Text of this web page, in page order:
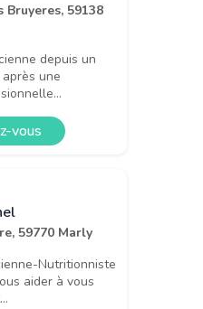
Bruyeres, 59138
depuis un
une
vous
59770 Marly
Nutritionniste
aider à vous